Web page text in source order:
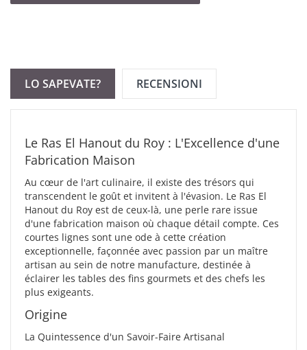
LO SAPEVATE? RECENSIONI
Le Ras El Hanout du Roy : L'Excellence d'une
Fabrication Maison
Au cœur de l'art culinaire, il existe des trésors qui
transcendent le goût et invitent à l'évasion. Le Ras El
Hanout du Roy est de ceux-là, une perle rare issue
d'une fabrication maison où chaque détail compte. Ces
courtes lignes sont une ode à cette création
exceptionnelle, façonnée avec passion par un maître
artisan au sein de notre manufacture, destinée à
éclairer les tables des fins gourmets et des chefs les
plus exigeants.
Origine
La Quintessence d'un Savoir-Faire Artisanal